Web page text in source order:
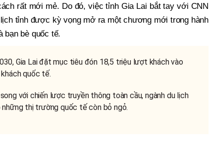
rất mới mẻ. Do đó, việc tỉnh Gia Lai bắt tay với CNN
tỉnh được kỳ vọng mở ra một chương mới trong hành
bạn bè quốc tế.
Gia Lai đặt mục tiêu đón 18,5 triệu lượt khách vào
quốc tế.
với chiến lược truyền thông toàn cầu, ngành du lịch
thị trường quốc tế còn bỏ ngỏ.